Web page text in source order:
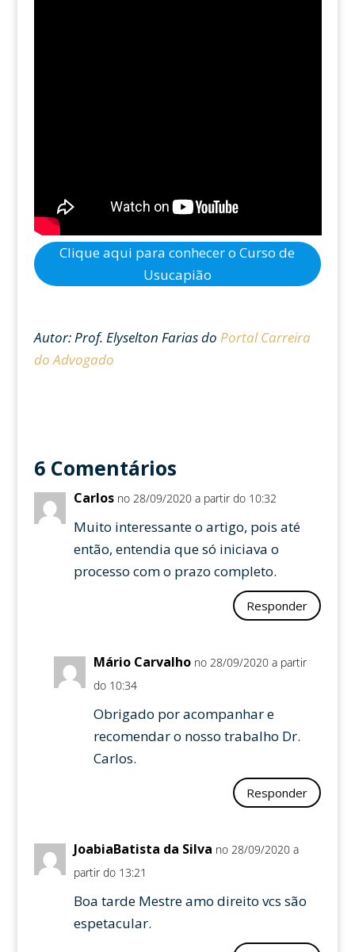
Clique aqui para conhecer o Curso de
Usucapião
Autor: Prof. Elyselton Farias do Portal Carreira
do Advogado
6 Comentários
Carlos no 28/09/2020 a partir do 10:32
Muito interessante o artigo, pois até
então, entendia que só iniciava o
processo com o prazo completo.
Responder
Mário Carvalho no 28/09/2020 a partir
do 10:34
Obrigado por acompanhar e
recomendar o nosso trabalho Dr.
Carlos.
Responder
JoabiaBatista da Silva no 28/09/2020 a
partir do 13:21
Boa tarde Mestre amo direito vcs são
espetacular.